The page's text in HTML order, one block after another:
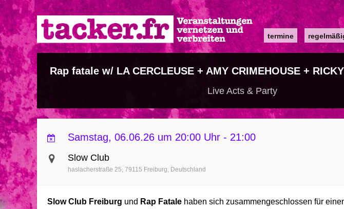
Direkt
zum
Inhalt
Main
navigation
termine
Rap fatale w/ LA CERCLEUSE + AMY CRIMEHOUSE +
Live Acts & Party
Samstag, 06.06.26 um 20:00 Uhr - 21:00
Slow Club
haslacherstraße 25 79115 Freiburg Deutschland
Slow Club Freiburg und Rap Fatale haben sich zusammengeschlossen für